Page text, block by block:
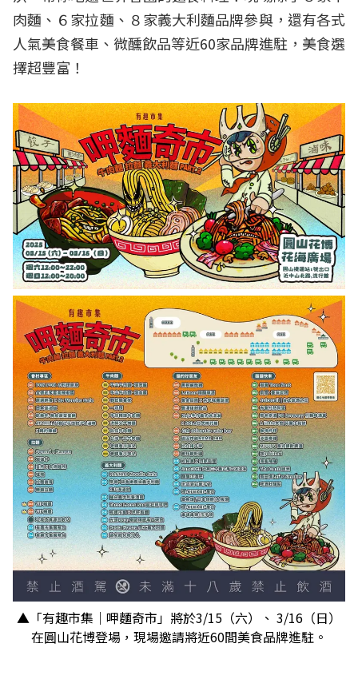
肉麵、６家拉麵、８家義大利麵品牌參與，還有各式
人氣美食餐車、微醺飲品等近60家品牌進駐，美食選
擇超豐富！
▲「有趣市集｜呷麵奇市」將於3/15（六）、 3/16（日）
在圓山花博登場，現場邀請將近60間美食品牌進駐。